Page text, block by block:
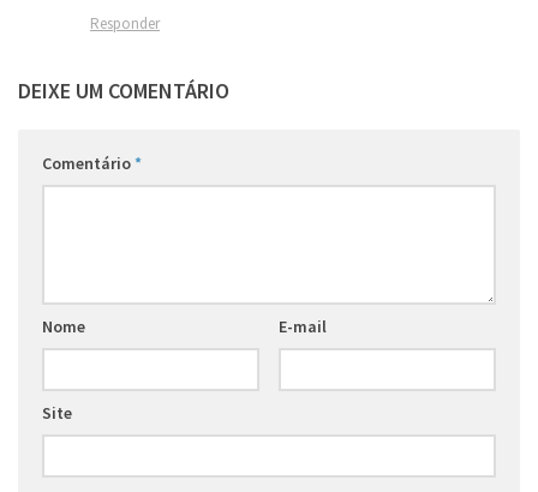
Responder
DEIXE UM COMENTÁRIO
Comentário*
Nome E-mail
Site